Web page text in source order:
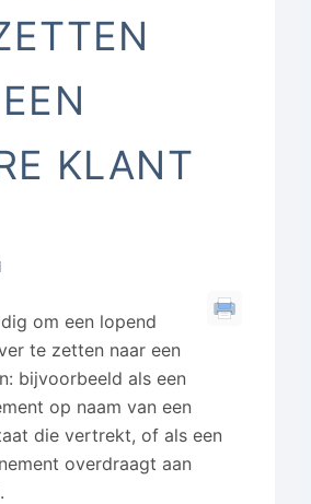
KLANT
om een lopend
te zetten naar een
bijvoorbeeld als een
op naam van een
die vertrekt, of als een
overdraagt aan